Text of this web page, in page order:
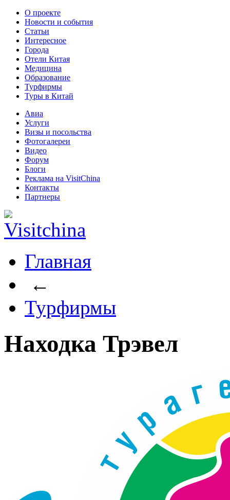
О проекте
Новости и события
Статьи
Интересное
Города
Отели Китая
Медицина
Образование
Турфирмы
Туры в Китай
Авиа
Услуги
Визы и посольства
Фотогалереи
Видео
Форум
Блоги
Реклама на VisitChina
Контакты
Партнеры
Главная
←
Турфирмы
Находка Трэвел